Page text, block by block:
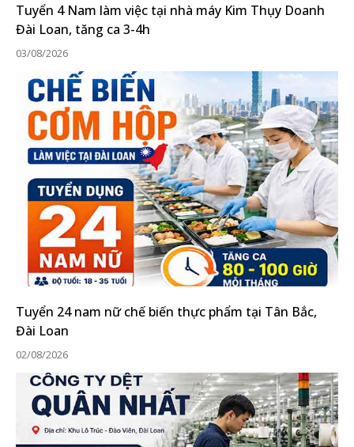
Tuyển 4 Nam làm việc tại nhà máy Kim Thụy Doanh
Đài Loan, tăng ca 3-4h
03/08/2026
Tuyển 24 nam nữ chế biến thực phẩm tại Tân Bắc,
Đài Loan
02/08/2026